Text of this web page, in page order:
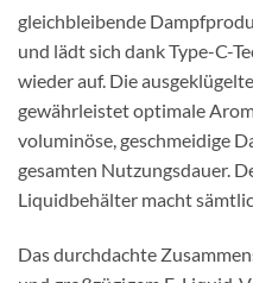
gleichbleibende
und lädt sich dank Type-C-
wieder auf. Die
gewährleistet optimale
voluminöse, geschmeidige
gesamten Nutzungsdauer.
Liquidbehälter macht
Das durchdachte